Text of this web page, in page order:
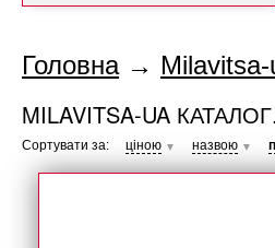
Головна→ Milavitsa-
MILAVITSA-UA КАТАЛОГ.
Сортувати за: ціною ▼ назвою ▼